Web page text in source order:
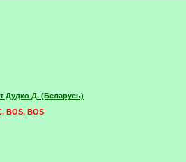
Дудко Д. (Беларусь)
BOS, BOS